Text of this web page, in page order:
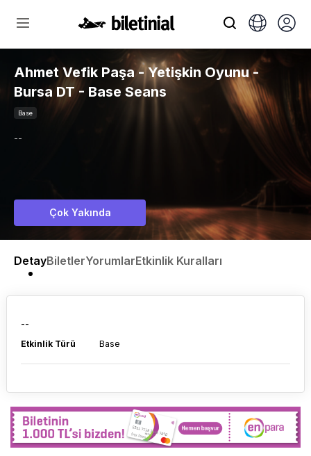
Ahmet Vefik Paşa - Yetişkin Oyunu -
Bursa DT - Base Seans
Base
--
Çok Yakında
DetayBiletlerYorumlarEtkinlik Kuralları
--
Etkinlik Türü Base